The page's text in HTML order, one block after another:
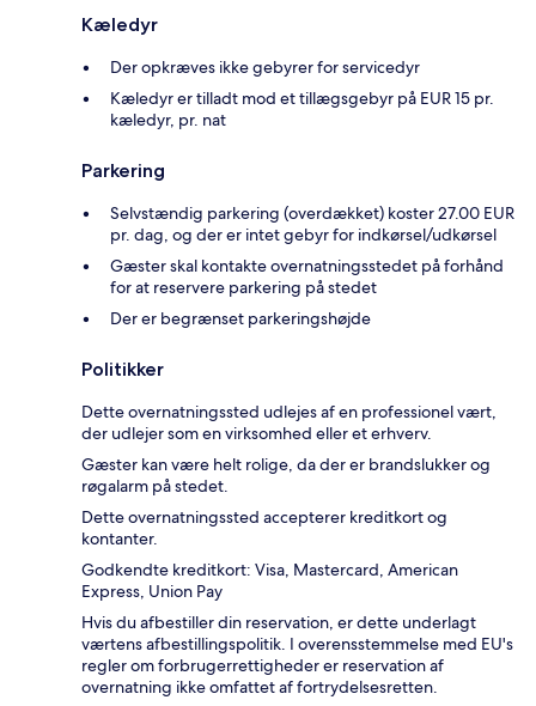
Kæledyr
Der opkræves ikke gebyrer for servicedyr
Kæledyr er tilladt mod et tillægsgebyr på EUR 15 pr.
kæledyr, pr. nat
Parkering
Selvstændig parkering (overdækket) koster 27.00 EUR
pr. dag, og der er intet gebyr for indkørsel/udkørsel
Gæster skal kontakte overnatningsstedet på forhånd
for at reservere parkering på stedet
Der er begrænset parkeringshøjde
Politikker
Dette overnatningssted udlejes af en professionel vært,
der udlejer som en virksomhed eller et erhverv.
Gæster kan være helt rolige, da der er brandslukker og
røgalarm på stedet.
Dette overnatningssted accepterer kreditkort og
kontanter.
Godkendte kreditkort: Visa, Mastercard, American
Express, Union Pay
Hvis du afbestiller din reservation, er dette underlagt
værtens afbestillingspolitik. I overensstemmelse med EU's
regler om forbrugerrettigheder er reservation af
overnatning ikke omfattet af fortrydelsesretten.